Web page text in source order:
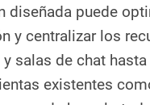
diseñada puede
y centralizar los
salas de chat hasta
existentes